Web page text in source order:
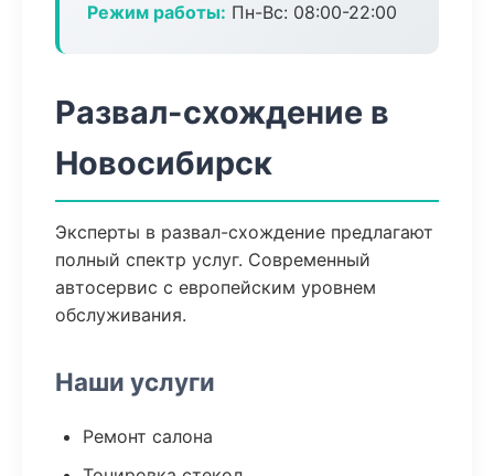
Режим работы: Пн-Вс: 08:00-22:00
Развал-схождение в
Новосибирск
Эксперты в развал-схождение предлагают
полный спектр услуг. Современный
автосервис с европейским уровнем
обслуживания.
Наши услуги
Ремонт салона